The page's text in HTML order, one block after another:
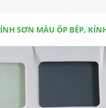
SƠN MÀU ỐP BẾP,